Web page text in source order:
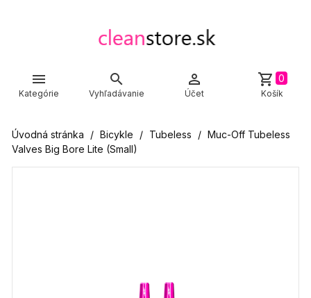

Kategórie

Vyhľadávanie

Účet
shopping_cart 0
Košík
Úvodná stránka Bicykle Tubeless
Muc-Off Tubeless
Valves Big Bore Lite (Small)